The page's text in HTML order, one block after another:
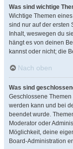
Was sind wichtige
Wichtige Themen
sind nur auf der ersten
Inhalt, weswegen du
hängt es von deinen
kannst oder nicht; die
Nach oben
Was sind
Geschlossene
werden kann und bei
beendet wurde.
Moderator oder
Möglichkeit, deine
Board-Administration